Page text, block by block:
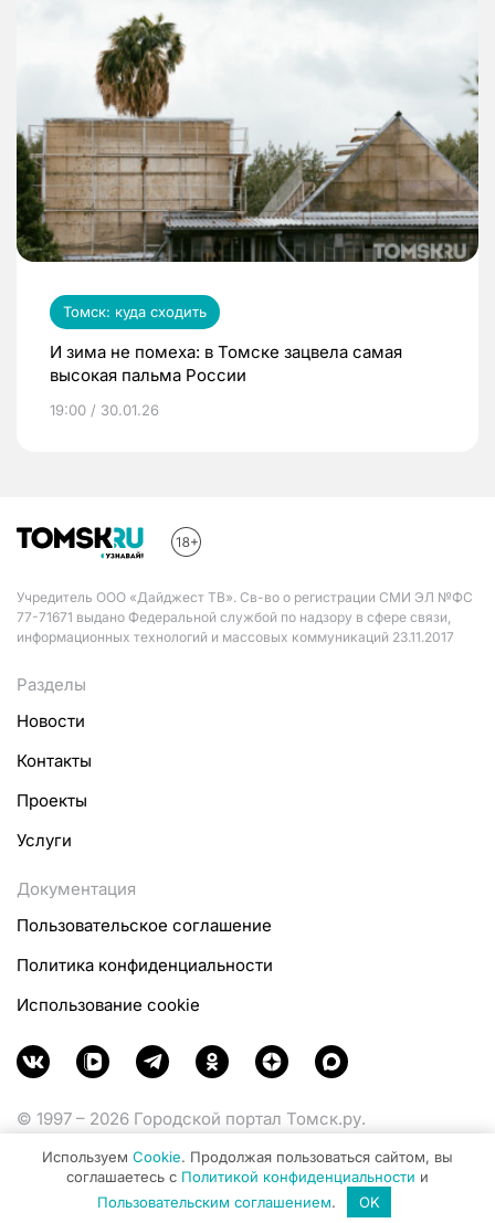
Томск: куда сходить
И зима не помеха: в Томске зацвела самая
высокая пальма России
19:00 / 30.01.26
Учредитель ООО «Дайджест ТВ». Св-во о регистрации СМИ ЭЛ №ФС
77-71671 выдано Федеральной службой по надзору в сфере связи,
информационных технологий и массовых коммуникаций 23.11.2017
Разделы
Новости
Контакты
Проекты
Услуги
Документация
Пользовательское соглашение
Политика конфиденциальности
Использование cookie
© 1997 – 2026 Городской портал Томск.ру.
Министерства цифрового развития, связи и массовых
коммуникаций Российской Федерации.
Используем Cookie. Продолжая пользоваться сайтом, вы
соглашаетесь с Политикой конфиденциальности и
Пользовательским соглашением. OK